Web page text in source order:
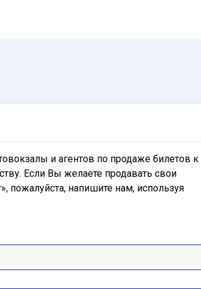
и агентов по продаже билетов к
Если Вы желаете продавать свои
пожалуйста, напишите нам, используя